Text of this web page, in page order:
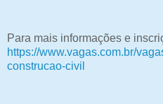
Para mais informações e
https://www.vagas.com.br/
construcao-civil